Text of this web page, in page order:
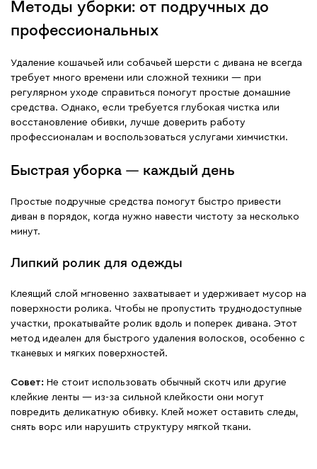
Методы уборки: от подручных до
профессиональных
Удаление кошачьей или собачьей шерсти с дивана не всегда
требует много времени или сложной техники — при
регулярном уходе справиться помогут простые домашние
средства. Однако, если требуется глубокая чистка или
восстановление обивки, лучше доверить работу
профессионалам и воспользоваться услугами химчистки.
Быстрая уборка — каждый день
Простые подручные средства помогут быстро привести
диван в порядок, когда нужно навести чистоту за несколько
минут.
Липкий ролик для одежды
Клеящий слой мгновенно захватывает и удерживает мусор на
поверхности ролика. Чтобы не пропустить труднодоступные
участки, прокатывайте ролик вдоль и поперек дивана. Этот
метод идеален для быстрого удаления волосков, особенно с
тканевых и мягких поверхностей.
Совет: Не стоит использовать обычный скотч или другие
клейкие ленты — из-за сильной клейкости они могут
повредить деликатную обивку. Клей может оставить следы,
снять ворс или нарушить структуру мягкой ткани.